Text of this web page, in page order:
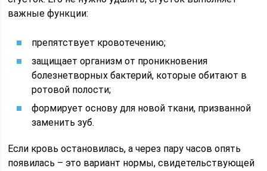
важные функции:
препятствует кровотечению;
защищает организм от проникновения
болезнетворных бактерий, которые обитают в
ротовой полости;
формирует основу для новой ткани, призванной
заменить зуб.
Если кровь остановилась, а через пару часов опять
появилась – это вариант нормы, свидетельствующей